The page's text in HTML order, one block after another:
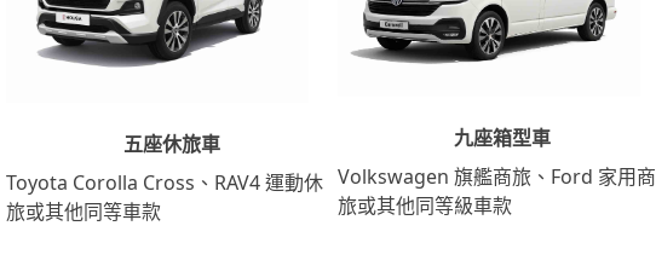
五座休旅車
Toyota Corolla Cross、RAV4 運動休
旅或其他同等車款
九座箱型車
Volkswagen 旗艦商旅、Ford 家用商
旅或其他同等級車款